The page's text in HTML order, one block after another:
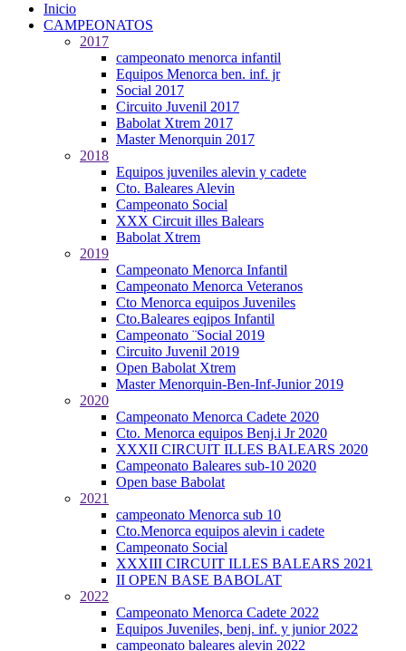
Inicio
CAMPEONATOS
2017
campeonato menorca infantil
Equipos Menorca ben. inf. jr
Social 2017
Circuito Juvenil 2017
Babolat Xtrem 2017
Master Menorquin 2017
2018
Equipos juveniles alevin y cadete
Cto. Baleares Alevin
Campeonato Social
XXX Circuit illes Balears
Babolat Xtrem
2019
Campeonato Menorca Infantil
Campeonato Menorca Veteranos
Cto Menorca equipos Juveniles
Cto.Baleares eqipos Infantil
Campeonato ¨Social 2019
Circuito Juvenil 2019
Open Babolat Xtrem
Master Menorquin-Ben-Inf-Junior 2019
2020
Campeonato Menorca Cadete 2020
Cto. Menorca equipos Benj.i Jr 2020
XXXII CIRCUIT ILLES BALEARS 2020
Campeonato Baleares sub-10 2020
Open base Babolat
2021
campeonato Menorca sub 10
Cto.Menorca equipos alevin i cadete
Campeonato Social
XXXIII CIRCUIT ILLES BALEARS 2021
II OPEN BASE BABOLAT
2022
Campeonato Menorca Cadete 2022
Equipos Juveniles, benj. inf. y junior 2022
campeonato baleares alevin 2022